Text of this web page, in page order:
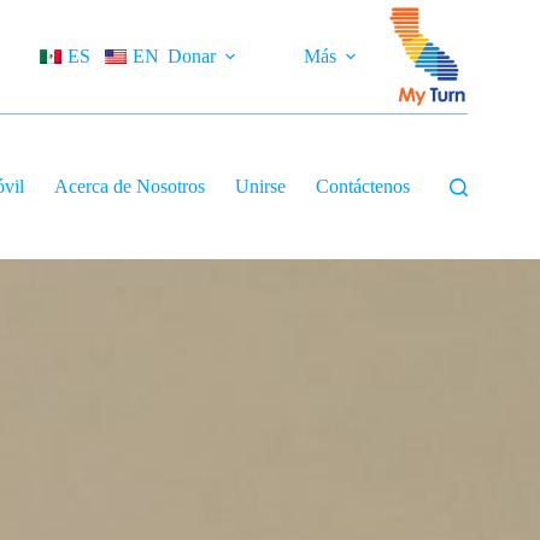
ES EN Donar Más
Acerca de Nosotros Unirse Contáctenos